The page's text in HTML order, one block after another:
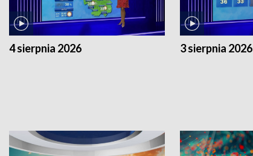
4 sierpnia 2026 3 sierpnia 2026